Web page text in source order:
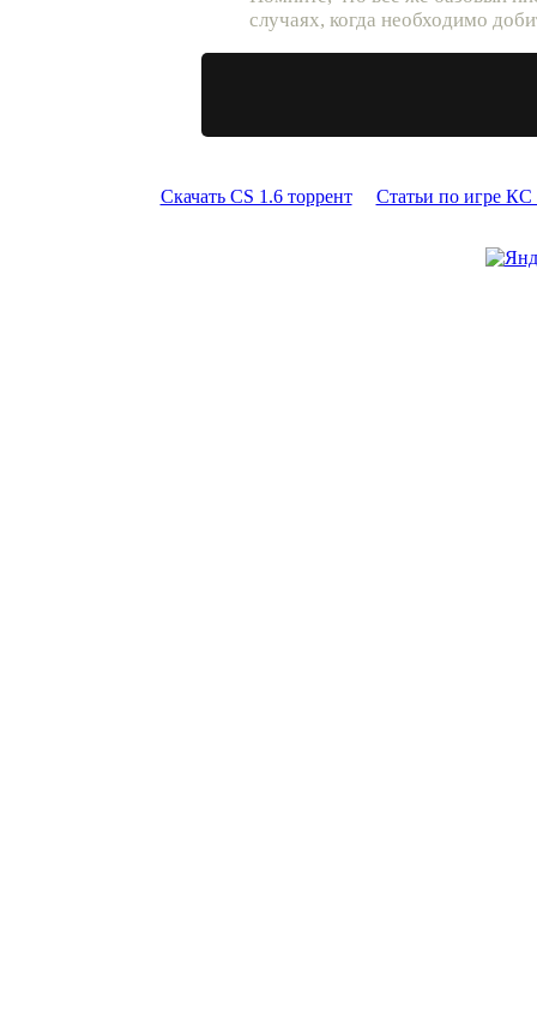
случаях, когда необходимо
Скачать CS 1.6 торрент Статьи по игре КС